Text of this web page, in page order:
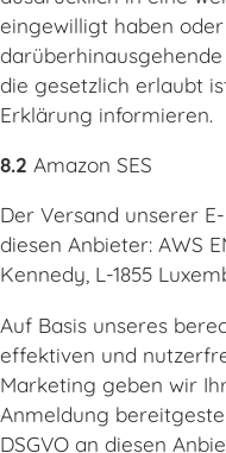
eingewilligt haben
die gesetzlich erlaubt
Erklärung informieren.
8.2 Amazon SES
Der Versand unserer
diesen Anbieter: AWS
Kennedy, L-1855
Auf Basis unseres
effektiven und
Marketing geben wir
Anmeldung
DSGVO an diesen